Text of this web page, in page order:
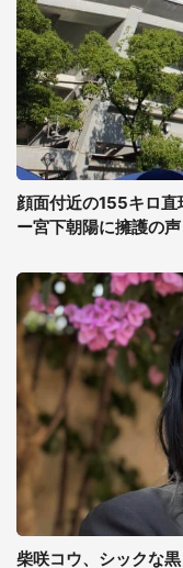
顔面付近の155キロ
ー宮下朝陽に擁護の
柴咲コウ、シックな